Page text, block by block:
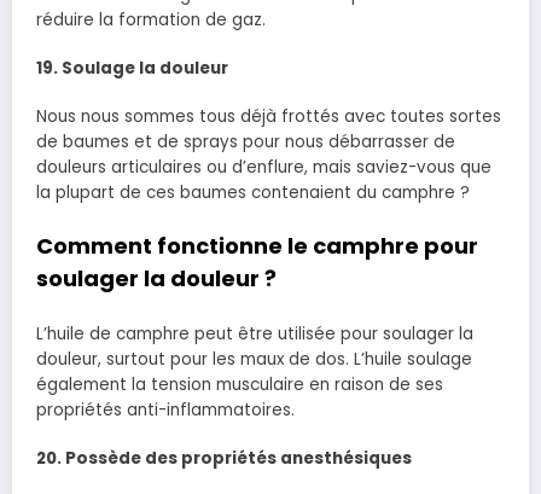
réduire la formation de gaz.
19. Soulage la douleur
Nous nous sommes tous déjà frottés avec toutes sortes
de baumes et de sprays pour nous débarrasser de
douleurs articulaires ou d’enflure, mais saviez-vous que
la plupart de ces baumes contenaient du camphre ?
Comment fonctionne le camphre pour
soulager la douleur ?
L’huile de camphre peut être utilisée pour soulager la
douleur, surtout pour les maux de dos. L’huile soulage
également la tension musculaire en raison de ses
propriétés anti-inflammatoires.
20. Possède des propriétés anesthésiques